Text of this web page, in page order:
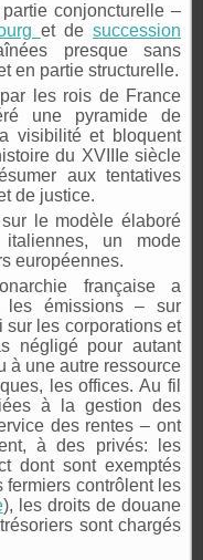
conjoncturelle –
et de succession
presque sans
en partie structurelle.
les rois de France
une pyramide de
visibilité et bloquent
du XVIIIe siècle
aux tentatives
de justice.
le modèle élaboré
un mode
européennes.
française a
les émissions – sur
sur les corporations et
négligé pour autant
à une autre ressource
les offices. Au fil
à la gestion des
des rentes – ont
à des privés: les
dont sont exemptés
fermiers contrôlent les
), les droits de douane
sont chargés